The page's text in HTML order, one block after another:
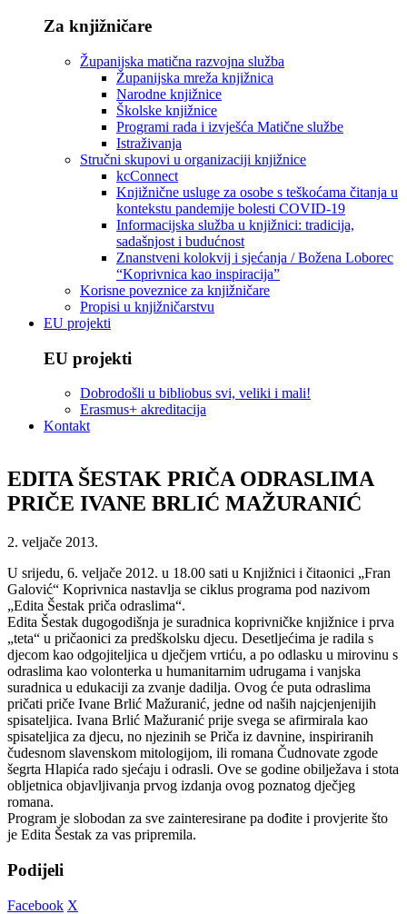
Za knjižničare
Županijska matična razvojna služba
Županijska mreža knjižnica
Narodne knjižnice
Školske knjižnice
Programi rada i izvješća Matične službe
Istraživanja
Stručni skupovi u organizaciji knjižnice
kcConnect
Knjižnične usluge za osobe s teškoćama čitanja u
kontekstu pandemije bolesti COVID-19
Informacijska služba u knjižnici: tradicija,
sadašnjost i budućnost
Znanstveni kolokvij i sjećanja / Božena Loborec
“Koprivnica kao inspiracija”
Korisne poveznice za knjižničare
Propisi u knjižničarstvu
EU projekti
EU projekti
Dobrodošli u bibliobus svi, veliki i mali!
Erasmus+ akreditacija
Kontakt
EDITA ŠESTAK PRIČA ODRASLIMA
PRIČE IVANE BRLIĆ MAŽURANIĆ
2. veljače 2013.
U srijedu, 6. veljače 2012. u 18.00 sati u Knjižnici i čitaonici „Fran
Galović“ Koprivnica nastavlja se ciklus programa pod nazivom
„Edita Šestak priča odraslima“.
Edita Šestak dugogodišnja je suradnica koprivničke knjižnice i prva
„teta“ u pričaonici za predškolsku djecu. Desetljećima je radila s
djecom kao odgojiteljica u dječjem vrtiću, a po odlasku u mirovinu s
odraslima kao volonterka u humanitarnim udrugama i vanjska
suradnica u edukaciji za zvanje dadilja. Ovog će puta odraslima
pričati priče Ivane Brlić Mažuranić, jedne od naših najcjenjenijih
spisateljica. Ivana Brlić Mažuranić prije svega se afirmirala kao
spisateljica za djecu, no njezinih se Priča iz davnine, inspiriranih
čudesnom slavenskom mitologijom, ili romana Čudnovate zgode
šegrta Hlapića rado sjećaju i odrasli. Ove se godine obilježava i stota
obljetnica objavljivanja prvog izdanja ovog poznatog dječjeg
romana.
Program je slobodan za sve zainteresirane pa dođite i provjerite što
je Edita Šestak za vas pripremila.
Podijeli
Facebook X